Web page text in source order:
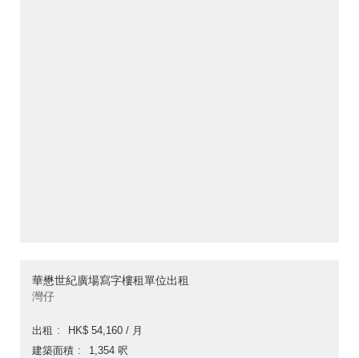
華懋世紀廣場寫字樓租單位出租
灣仔
出租
HK$ 54,160 / 月
建築面積
1,354 呎